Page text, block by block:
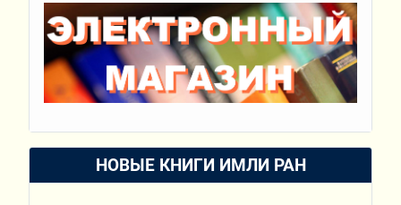
НОВЫЕ КНИГИ ИМЛИ РАН